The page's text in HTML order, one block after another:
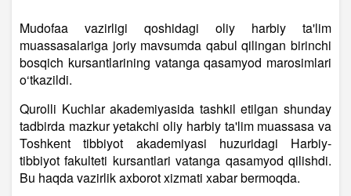
Mudofaa vazirligi qoshidagi oliy harbiy ta'lim
muassasalariga joriy mavsumda qabul qilingan birinchi
bosqich kursantlarining vatanga qasamyod marosimlari
o‘tkazildi.
Qurolli Kuchlar akademiyasida tashkil etilgan shunday
tadbirda mazkur yetakchi oliy harbiy ta'lim muassasa va
Toshkent tibbiyot akademiyasi huzuridagi Harbiy-
tibbiyot fakulteti kursantlari vatanga qasamyod qilishdi.
Bu haqda vazirlik axborot xizmati xabar bermoqda.